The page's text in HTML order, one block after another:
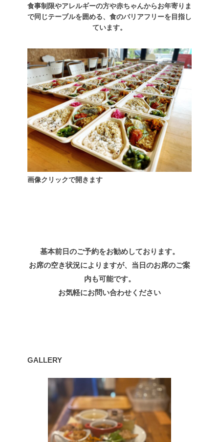
食事制限やアレルギーの方や赤ちゃんからお年寄りま
で同じテーブルを囲める、食のバリアフリーを目指し
ています。
画像クリックで開きます
基本前日のご予約をお勧めしております。
お席の空き状況によりますが、当日のお席のご案
内も可能です。
お気軽にお問い合わせください
GALLERY